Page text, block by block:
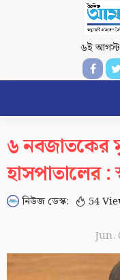
৬ই আগস্ট,
৬ নবজাতকের
হাসপাতালের :
নিউজ ডেস্ক: 54
Jun.